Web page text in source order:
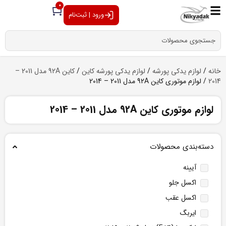
ورود | ثبت‌نام
0
خانه/ لوازم یدکی پورشه/ لوازم یدکی پورشه کاین/
کاین 92A مدل 2011 –
2014/ لوازم موتوری کاین 92A مدل 2011 – 2014
لوازم موتوری کاین 92A مدل 2011 – 2014
دسته‌بندی محصولات
آیینه
اکسل جلو
اکسل عقب
ایربگ